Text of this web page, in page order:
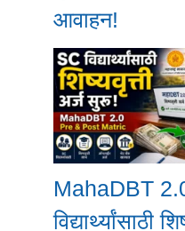
आवाहन!
MahaDBT
विद्यार्थ्यांसाठी